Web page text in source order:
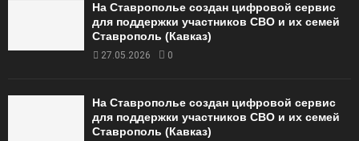
На Ставрополье создан цифровой сервис
для поддержки участников СВО и их семей
Ставрополь (Кавказ)
27.05.2026 0
На Ставрополье создан цифровой сервис
для поддержки участников СВО и их семей
Ставрополь (Кавказ)